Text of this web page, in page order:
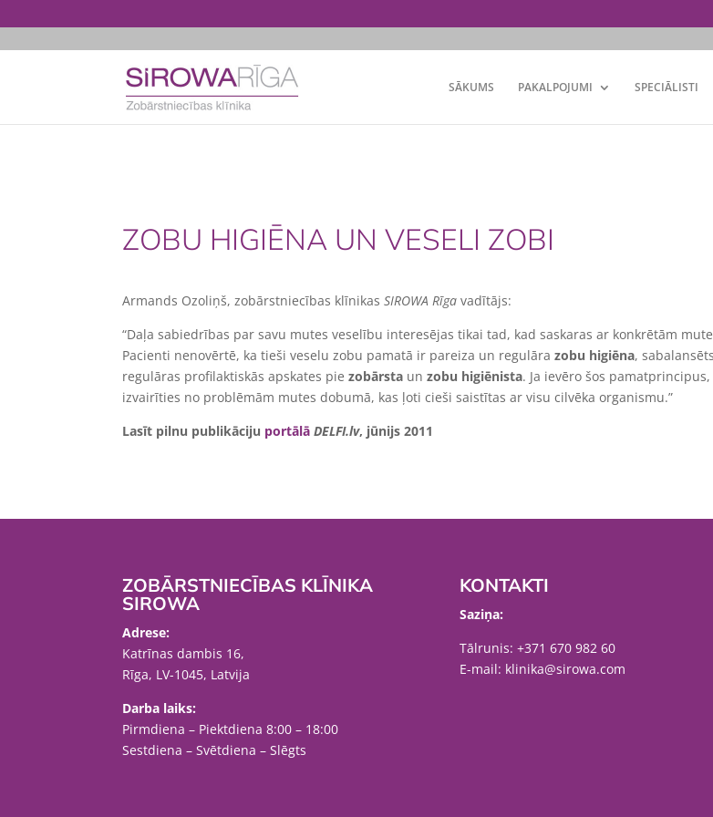
SĀKUMS PAKALPOJUMI SPECIĀLISTI
ZOBU HIGIĒNA UN VESELI ZOBI
Armands Ozoliņš, zobārstniecības klīnikasSIROWA Rīga vadītājs:
“Daļa sabiedrības par savu mutes veselību interesējas tikai tad, kad saskaras ar konkrētām
Pacienti nenovērtē, ka tieši veselu zobu pamatā ir pareiza un regulārazobu higiēna,
regulāras profilaktiskās apskates piezobārsta unzobu higiēnista. Ja ievēro šos
izvairīties no problēmām mutes dobumā, kas ļoti cieši saistītas ar visu cilvēka organismu.”
Lasīt pilnu publikāciju portālā DELFI.lv, jūnijs 2011
ZOBĀRSTNIECĪBAS KLĪNIKA
SIROWA
Adrese:
Katrīnas dambis 16,
Rīga, LV-1045, Latvija
Darba laiks:
Pirmdiena – Piektdiena 8:00 – 18:00
Sestdiena – Svētdiena – Slēgts
KONTAKTI
Saziņa:
Tālrunis: +371 670 982 60
E-mail: klinika@sirowa.com